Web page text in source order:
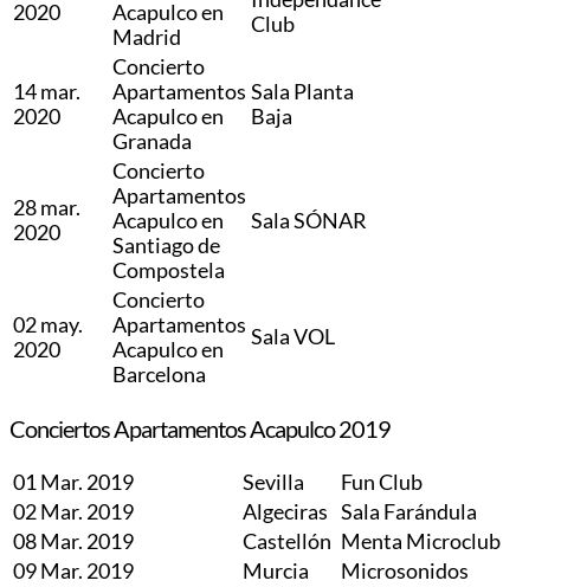
2020
Acapulco en
Madrid
Club
14 mar.
2020
Concierto
Apartamentos
Acapulco en
Granada
Sala Planta
Baja
28 mar.
2020
Concierto
Apartamentos
Acapulco en
Santiago de
Compostela
Sala SÓNAR
02 may.
2020
Concierto
Apartamentos
Acapulco en
Barcelona
Sala VOL
Conciertos Apartamentos Acapulco 2019
01 Mar. 2019 Sevilla
Fun Club
02 Mar. 2019
Algeciras Sala Farándula
08 Mar. 2019
Castellón Menta Microclub
09 Mar. 2019
Murcia
Microsonidos